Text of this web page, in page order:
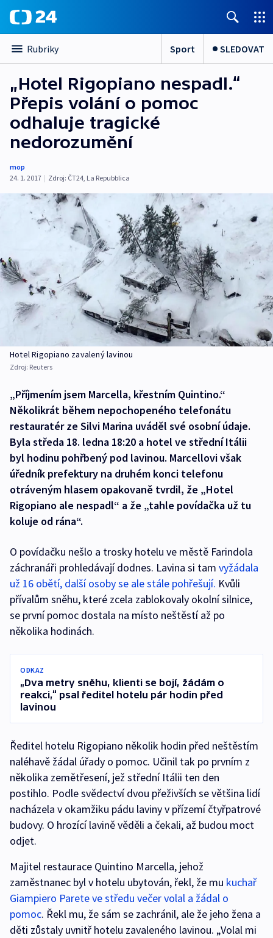
Rubriky Sport SLEDOVAT
„Hotel Rigopiano nespadl.“
Přepis volání o pomoc
odhaluje tragické
nedorozumění
mop
24. 1. 2017 | Zdroj: ČT24, La Repubblica
Hotel Rigopiano zavalený lavinou
Zdroj: Reuters
„Příjmením jsem Marcella, křestním Quintino.“
Několikrát během nepochopeného telefonátu
restauratér ze Silvi Marina uváděl své osobní údaje.
Byla středa 18. ledna 18:20 a hotel ve střední Itálii
byl hodinu pohřbený pod lavinou. Marcellovi však
úředník prefektury na druhém konci telefonu
otráveným hlasem opakovaně tvrdil, že „Hotel
Rigopiano ale nespadl“ a že „tahle povídačka už tu
koluje od rána“.
O povídačku nešlo a trosky hotelu ve městě Farindola
záchranáři prohledávají dodnes. Lavina si tam vyžádala
už 16 obětí, další osoby se ale stále pohřešují. Kvůli
přívalům sněhu, které zcela zablokovaly okolní silnice,
se první pomoc dostala na místo neštěstí až po
několika hodinách.
ODKAZ
„Dva metry sněhu, klienti se bojí, žádám o
reakci,“ psal ředitel hotelu pár hodin před
lavinou
Ředitel hotelu Rigopiano několik hodin před neštěstím
naléhavě žádal úřady o pomoc. Učinil tak po prvním z
několika zemětřesení, jež střední Itálii ten den
postihlo. Podle svědectví dvou přeživších se většina lidí
nacházela v okamžiku pádu laviny v přízemí čtyřpatrové
budovy. O hrozící lavině věděli a čekali, až budou moct
odjet.
Majitel restaurace Quintino Marcella, jehož
zaměstnanec byl v hotelu ubytován, řekl, že mu kuchař
Giampiero Parete ve středu večer volal a žádal o
pomoc. Řekl mu, že sám se zachránil, ale že jeho žena a
děti zůstaly uvnitř hotelu zavaleného lavinou. „Volal mi